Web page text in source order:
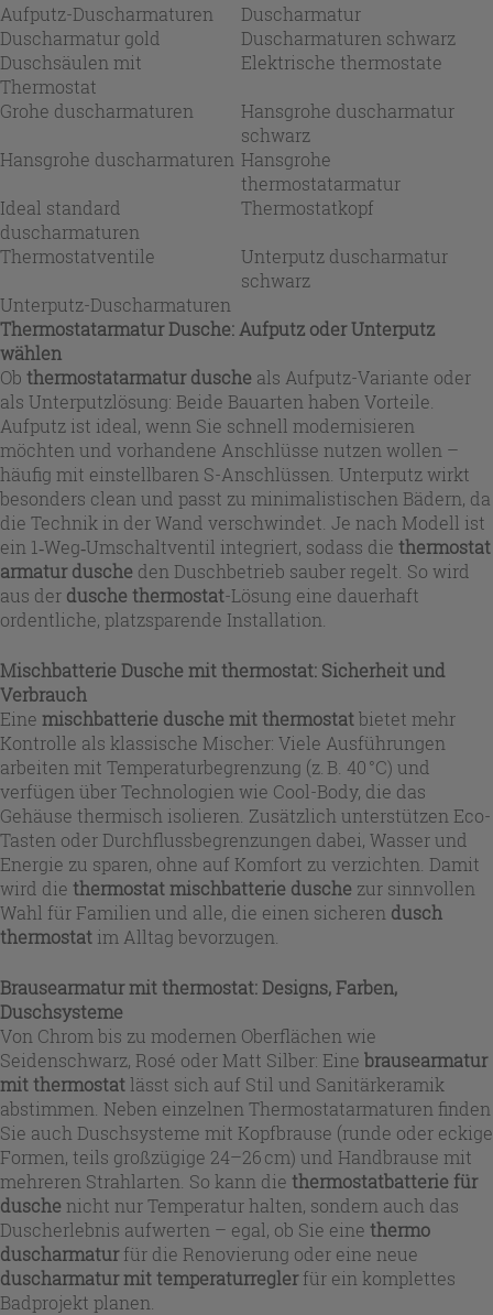
Aufputz-Duscharmaturen
Duscharmatur
Duscharmatur gold
Duscharmaturen schwarz
Duschsäulen mit
Thermostat
Elektrische thermostate
Grohe duscharmaturen
Hansgrohe duscharmatur
schwarz
Hansgrohe duscharmaturen Hansgrohe
thermostatarmatur
Ideal standard
duscharmaturen
Thermostatkopf
Thermostatventile
Unterputz duscharmatur
schwarz
Unterputz-Duscharmaturen
Thermostatarmatur Dusche: Aufputz oder Unterputz
wählen
Ob thermostatarmatur dusche als Aufputz-Variante oder
als Unterputzlösung: Beide Bauarten haben Vorteile.
Aufputz ist ideal, wenn Sie schnell modernisieren
möchten und vorhandene Anschlüsse nutzen wollen –
häufig mit einstellbaren S-Anschlüssen. Unterputz wirkt
besonders clean und passt zu minimalistischen Bädern, da
die Technik in der Wand verschwindet. Je nach Modell ist
ein 1‑Weg‑Umschaltventil integriert, sodass die thermostat
armatur dusche den Duschbetrieb sauber regelt. So wird
aus der dusche thermostat-Lösung eine dauerhaft
ordentliche, platzsparende Installation.
Mischbatterie Dusche mit thermostat: Sicherheit und
Verbrauch
Eine mischbatterie dusche mit thermostat bietet mehr
Kontrolle als klassische Mischer: Viele Ausführungen
arbeiten mit Temperaturbegrenzung (z. B. 40 °C) und
verfügen über Technologien wie Cool-Body, die das
Gehäuse thermisch isolieren. Zusätzlich unterstützen Eco-
Tasten oder Durchflussbegrenzungen dabei, Wasser und
Energie zu sparen, ohne auf Komfort zu verzichten. Damit
wird die thermostat mischbatterie dusche zur sinnvollen
Wahl für Familien und alle, die einen sicheren dusch
thermostat im Alltag bevorzugen.
Brausearmatur mit thermostat: Designs, Farben,
Duschsysteme
Von Chrom bis zu modernen Oberflächen wie
Seidenschwarz, Rosé oder Matt Silber: Eine brausearmatur
mit thermostat lässt sich auf Stil und Sanitärkeramik
abstimmen. Neben einzelnen Thermostatarmaturen finden
Sie auch Duschsysteme mit Kopfbrause (runde oder eckige
Formen, teils großzügige 24–26 cm) und Handbrause mit
mehreren Strahlarten. So kann die thermostatbatterie für
dusche nicht nur Temperatur halten, sondern auch das
Duscherlebnis aufwerten – egal, ob Sie eine thermo
duscharmaturfür die Renovierung oder eine neue
duscharmatur mit temperaturreglerfür ein komplettes
Badprojekt planen.